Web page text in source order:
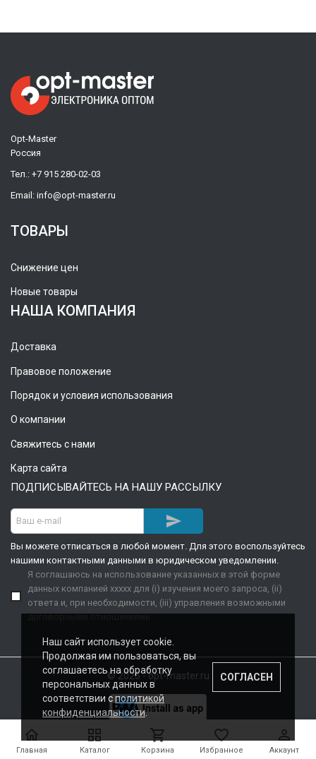
Opt-Master
Россия
Тел.: +7 915 280-02-03
Email: info@opt-master.ru
ТОВАРЫ
Снижение цен
Новые товары
НАША КОМПАНИЯ
Доставка
Правовое положение
Порядок и условия использования
О компании
Свяжитесь с нами
Карта сайта
ПОДПИСЫВАЙТЕСЬ НА НАШУ РАССЫЛКУ

Вы можете отписаться в любой момент. Для этого воспользуйтесь
нашими контактными данными в юридическом уведомлении.
Я соглашаюсь на использование указанных в этой форме
данных компанией xxxxx для (i) изучения моего запроса, (ii)
ответа и, при необходимости, (iii) управления возможными
договорными отношениями.
© 2026 - opt-master.ru

Главная

Каталог

Корзина

Избранное

Аккаунт
Наш сайт использует cookie.
Продолжая им пользоваться, вы
соглашаетесь на обработку
персональных данных в
соответствии сполитикой
конфиденциальности.
СОГЛАСЕН